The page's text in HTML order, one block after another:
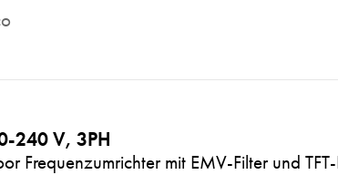
240 V, 3PH
Frequenzumrichter mit EMV-Filter und